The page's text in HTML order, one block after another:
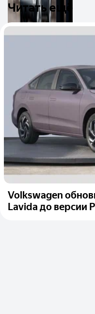
Читать ещё
Volkswagen
Lavida до версии